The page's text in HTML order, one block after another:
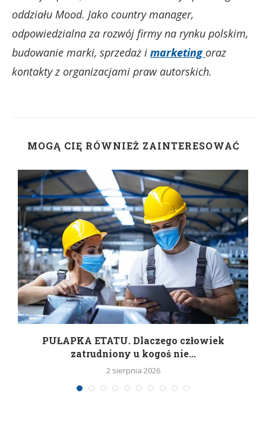
oddziału Mood. Jako country manager,
odpowiedzialna za rozwój firmy na rynku polskim,
budowanie marki, sprzedaż i marketing oraz
kontakty z organizacjami praw autorskich.
MOGĄ CIĘ RÓWNIEŻ ZAINTERESOWAĆ
PUŁAPKA ETATU. Dlaczego człowiek
zatrudniony u kogoś nie...
2 sierpnia 2026